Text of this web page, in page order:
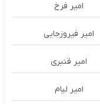
امیر فرخ
امیر فیروزجایی
امیر قنبری
امیر لیام